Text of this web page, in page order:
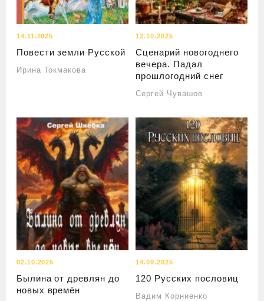
14.11.2025
Повести земли Русской
Ирина Токмакова
12.10.2025
Сценарий новогоднего
вечера. Падал
прошлогодний снег
Сергей Чувашов
02.10.2025
Былина от древлян до
новых времён
14.09.2025
120 Русских пословиц
Вадим Корниенко